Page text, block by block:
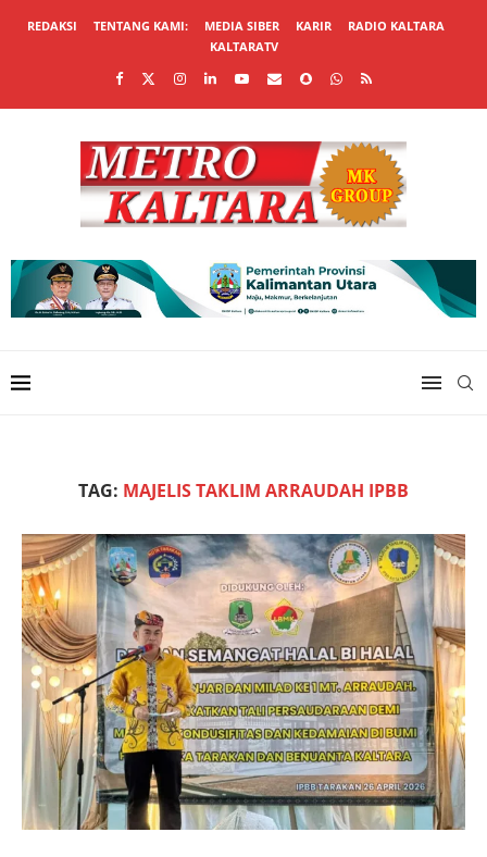
REDAKSI TENTANG KAMI: MEDIA SIBER KARIR
RADIO KALTARA
KALTARATV
TAG: MAJELIS TAKLIM ARRAUDAH IPBB